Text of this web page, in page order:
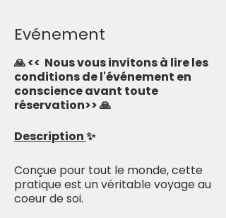
Evénement
🙏 << Nous vous invitons à lire les
conditions de l'événement en
conscience avant toute
réservation>> 🙏
Description✨
Conçue pour tout le monde, cette
pratique est un véritable voyage au
coeur de soi.